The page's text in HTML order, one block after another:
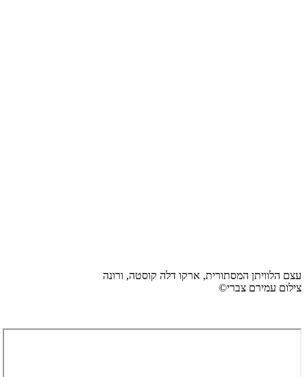
עצם הלוויתן המסתורית, ארקו דלה קוסטה, ורונה
צילום עמירם צברי©